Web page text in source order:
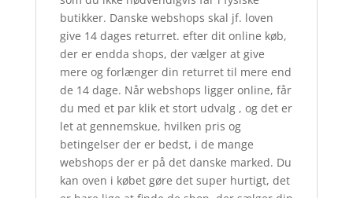
butikker. Danske webshops skal jf. loven
give 14 dages returret. efter dit online køb,
der er endda shops, der vælger at give
mere og forlænger din returret til mere end
de 14 dage. Når webshops ligger online, får
du med et par klik et stort udvalg , og det er
let at gennemskue, hvilken pris og
betingelser der er bedst, i de mange
webshops der er på det danske marked. Du
kan oven i købet gøre det super hurtigt, det